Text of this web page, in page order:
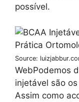
possível.
Source:
WebPodemos
injetável são
Assim como